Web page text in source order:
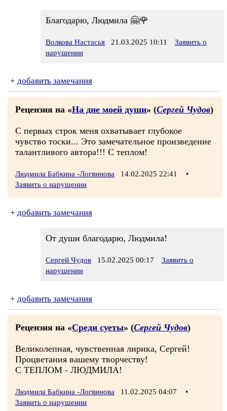
Благодарю, Людмила 🤗🌹
Волкова Настасья 21.03.2025 10:11
Заявить о
нарушении
+ добавить замечания
Рецензия на «На дне моей души» (Сергей Чудов)
С первых строк меня охватывает глубокое
чувство тоски... Это замечательное произведение
талантливого автора!!! С теплом!
Людмила Бабкина -Логвинова 14.02.2025 22:41
•
Заявить о нарушении
+ добавить замечания
От души благодарю, Людмила!
Сергей Чудов 15.02.2025 00:17
Заявить о
нарушении
+ добавить замечания
Рецензия на «Среди суеты» (Сергей Чудов)
Великолепная, чувственная лирика, Сергей!
Процветания вашему творчеству!
С ТЕПЛОМ - ЛЮДМИЛА!
Людмила Бабкина -Логвинова 11.02.2025 04:07
•
Заявить о нарушении